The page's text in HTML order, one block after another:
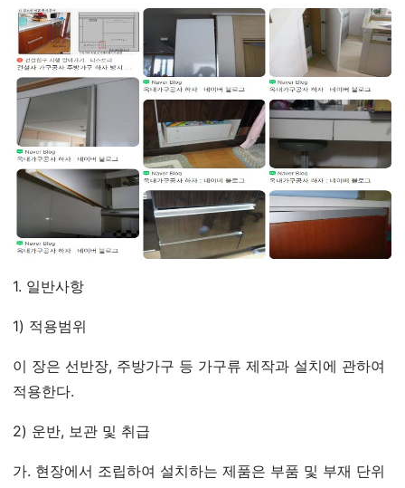
1. 일반사항
1) 적용범위
이 장은 선반장, 주방가구 등 가구류 제작과 설치에 관하여
적용한다.
2) 운반, 보관 및 취급
가. 현장에서 조립하여 설치하는 제품은 부품 및 부재 단위